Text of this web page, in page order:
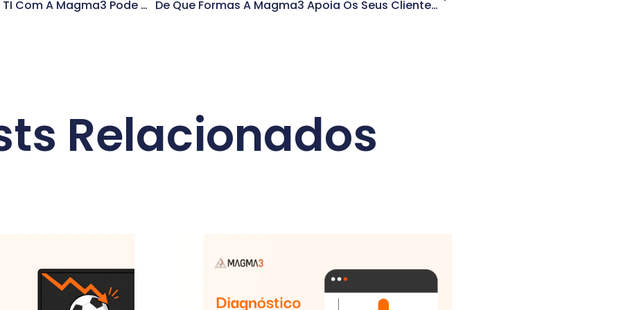
Como Uma Parceria De TI Com A Magma3 Pode Agregar Valor Ao Seu Negócio De Que Formas A Magma3 Apoia Os Seus Clientes?
Relacionados